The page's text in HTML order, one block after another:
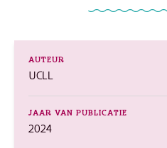
AUTEUR
UCLL
JAAR VAN PUBLICATIE
2024